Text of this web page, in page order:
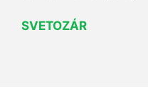
SVETOZÁR